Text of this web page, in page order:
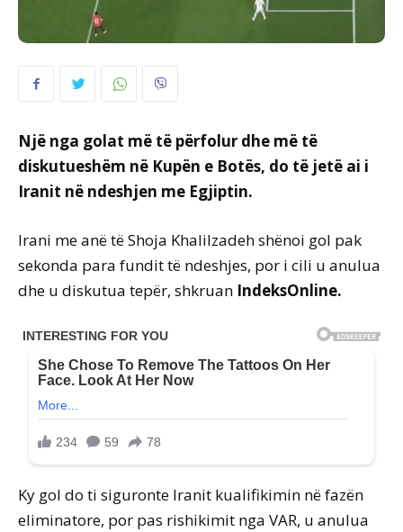
Një nga golat më të përfolur dhe më të
diskutueshëm në Kupën e Botës, do të jetë ai i
Iranit në ndeshjen me Egjiptin.
Irani me anë të Shoja Khalilzadeh shënoi gol pak
sekonda para fundit të ndeshjes, por i cili u anulua
dhe u diskutua tepër, shkruan IndeksOnline.
Ky gol do ti siguronte Iranit kualifikimin në fazën
eliminatore, por pas rishikimit nga VAR, u anulua